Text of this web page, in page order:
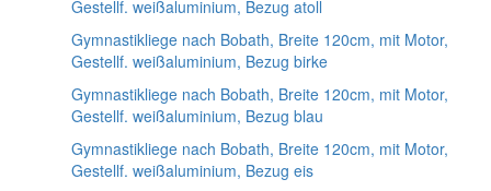
Gestellf. weißaluminium, Bezug atoll
Gymnastikliege nach Bobath, Breite 120cm, mit Motor,
Gestellf. weißaluminium, Bezug birke
Gymnastikliege nach Bobath, Breite 120cm, mit Motor,
Gestellf. weißaluminium, Bezug blau
Gymnastikliege nach Bobath, Breite 120cm, mit Motor,
Gestellf. weißaluminium, Bezug eis